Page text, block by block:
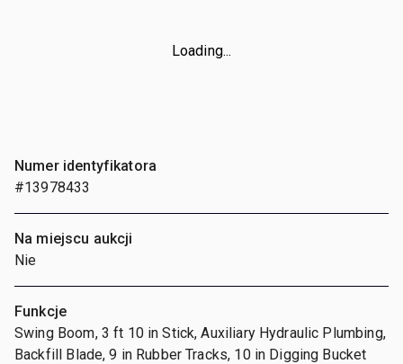
Loading...
Numer identyfikatora
#13978433
Na miejscu aukcji
Nie
Funkcje
Swing Boom, 3 ft 10 in Stick, Auxiliary Hydraulic Plumbing,
Backfill Blade, 9 in Rubber Tracks, 10 in Digging Bucket